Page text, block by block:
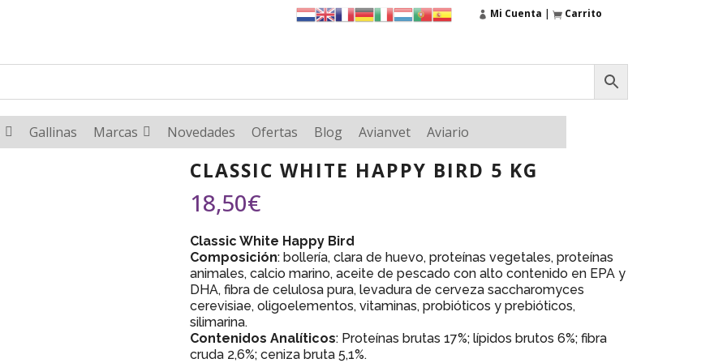
Mi Cuenta | Carrito
Gallinas Marcas Novedades Ofertas Blog Avianvet Aviario
CLASSIC WHITE HAPPY BIRD 5 KG
18,50€
Classic White Happy Bird
Composición: bollería, clara de huevo, proteínas vegetales, proteínas
animales, calcio marino, aceite de pescado con alto contenido en EPA y
DHA, fibra de celulosa pura, levadura de cerveza saccharomyces
cerevisiae, oligoelementos, vitaminas, probióticos y prebióticos,
silimarina.
Contenidos Analíticos: Proteínas brutas 17%; lípidos brutos 6%; fibra
cruda 2,6%; ceniza bruta 5,1%.